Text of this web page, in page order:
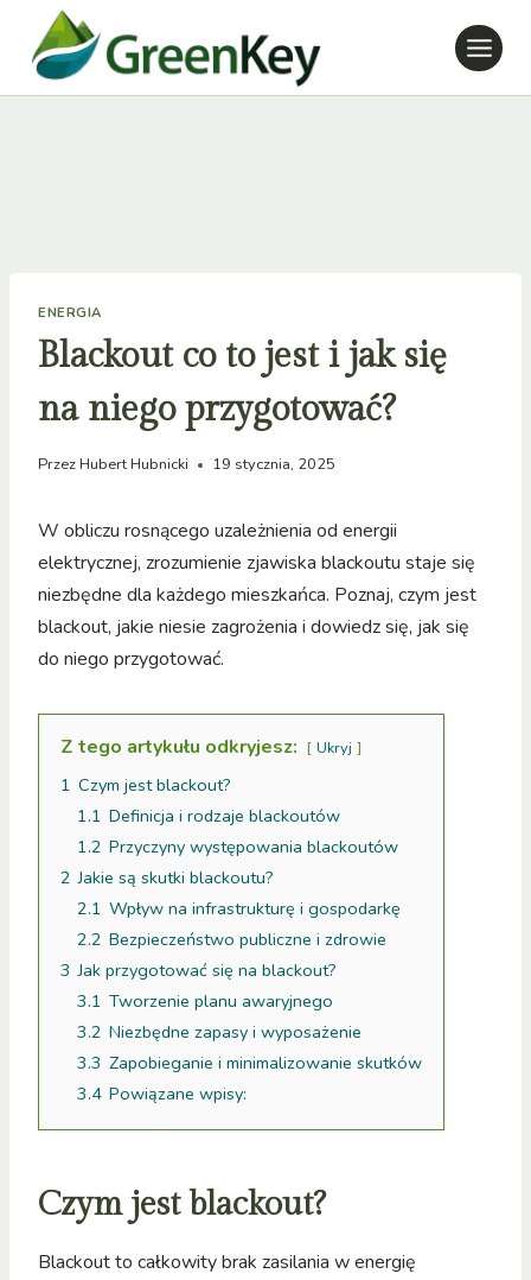
Przejdź
treści
ENERGIA
Blackout co to jest i jak się
na niego przygotować?
PrzezHubert Hubnicki 19 stycznia, 2025
W obliczu rosnącego uzależnienia od energii
elektrycznej, zrozumienie zjawiska blackoutu staje się
niezbędne dla każdego mieszkańca. Poznaj, czym jest
blackout, jakie niesie zagrożenia i dowiedz się, jak się
do niego przygotować.
Z tego artykułu odkryjesz: Ukryj
1 Czym jest blackout?
1.1 Definicja i rodzaje blackoutów
1.2 Przyczyny występowania blackoutów
2 Jakie są skutki blackoutu?
2.1 Wpływ na infrastrukturę i gospodarkę
2.2 Bezpieczeństwo publiczne i zdrowie
3 Jak przygotować się na blackout?
3.1 Tworzenie planu awaryjnego
3.2 Niezbędne zapasy i wyposażenie
3.3 Zapobieganie i minimalizowanie skutków
3.4 Powiązane wpisy:
Czym jest blackout?
Blackout to całkowity brak zasilania w energię